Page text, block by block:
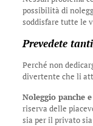
possibilità di
soddisfare tutte le
Prevedete
Perché non
divertente che li
Noleggio panche
riserva delle
sia per il privato